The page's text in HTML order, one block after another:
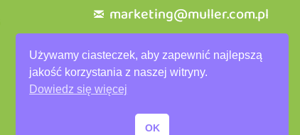
Używamy ciasteczek, aby zapewnić najlepszą
jakość korzystania z naszej witryny.
Dowiedz się więcej
OK
marketing@muller.com.pl
+48 71 318 84 84
Polityka prywatności